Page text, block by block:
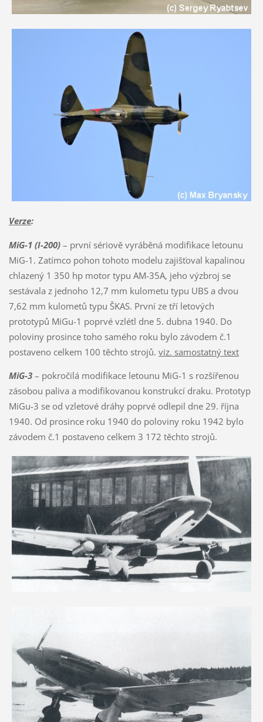
Verze:
MiG-1 (I-200)– první sériově vyráběná modifikace letounu
MiG-1. Zatímco pohon tohoto modelu zajišťoval kapalinou
chlazený 1 350 hp motor typu AM-35A, jeho výzbroj se
sestávala z jednoho 12,7 mm kulometu typu UBS a dvou
7,62 mm kulometů typu ŠKAS. První ze tří letových
prototypů MiGu-1 poprvé vzlétl dne 5. dubna 1940. Do
poloviny prosince toho samého roku bylo závodem č.1
postaveno celkem 100 těchto strojů. viz. samostatný text
MiG-3– pokročilá modifikace letounu MiG-1 s rozšířenou
zásobou paliva a modifikovanou konstrukcí draku. Prototyp
MiGu-3 se od vzletové dráhy poprvé odlepil dne 29. října
1940. Od prosince roku 1940 do poloviny roku 1942 bylo
závodem č.1 postaveno celkem 3 172 těchto strojů.